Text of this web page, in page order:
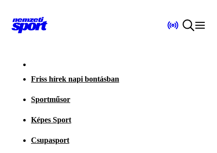
Friss hírek napi bontásban
Sportműsor
Képes Sport
Csupasport